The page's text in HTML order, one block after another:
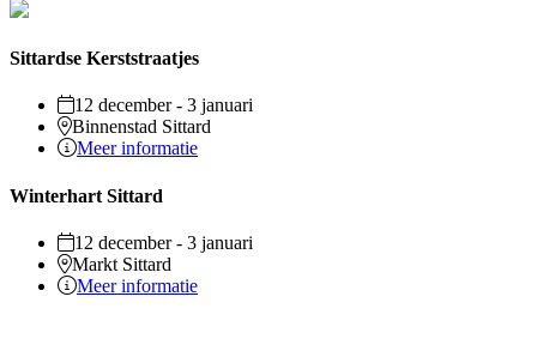
Sittardse Kerststraatjes
12 december - 3 januari
Binnenstad Sittard
Meer informatie
Winterhart Sittard
12 december - 3 januari
Markt Sittard
Meer informatie